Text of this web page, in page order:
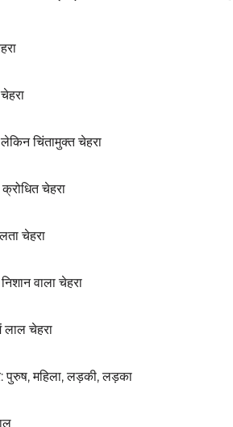
लेकिन चिंतामुक्त चेहरा
चेहरा
चेहरा
वाला चेहरा
चेहरा
पुरुष, महिला, लड़की, लड़का